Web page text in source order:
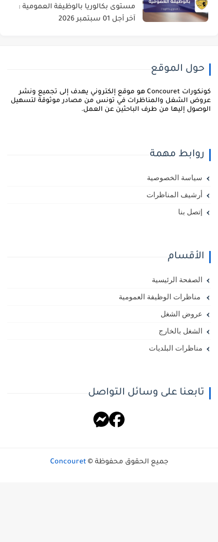
مستوى بكالوريا بالوظيفة العمومية :
آخر أجل 01 سبتمبر 2026
حول الموقع
كونكورات Concouret هو موقع إلكتروني يهدف إلى تجميع ونشر
الشغل والمناظرات في تونس من مصادر موثوقة لتسهيل
إليها من طرف الباحثين عن العمل.
روابط مهمة
سياسة الخصوصية
أرشيف المناظرات
إتصل بنا
الأقسام
الصفحة الرئيسية
مناظرات الوظيفة العمومية
عروض الشغل
الشغل بالخارج
مناظرات البلديات
تابعنا على وسائل التواصل
جميع الحقوق محفوظة © Concouret